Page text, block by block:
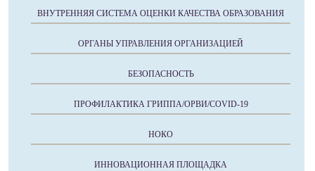
ВНУТРЕННЯЯ СИСТЕМА ОЦЕНКИ КАЧЕСТВА ОБРАЗОВАНИЯ
ОРГАНЫ УПРАВЛЕНИЯ ОРГАНИЗАЦИЕЙ
БЕЗОПАСНОСТЬ
ПРОФИЛАКТИКА ГРИППА/ОРВИ/COVID-19
НОКО
ИННОВАЦИОННАЯ ПЛОЩАДКА